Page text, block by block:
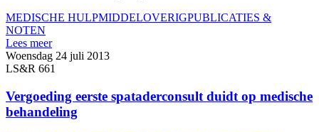
MEDISCHE HULPMIDDELOVERIGPUBLICATIES &
NOTEN
Lees meer
Woensdag 24 juli 2013
LS&R 661
Vergoeding eerste spataderconsult duidt op medische
behandeling